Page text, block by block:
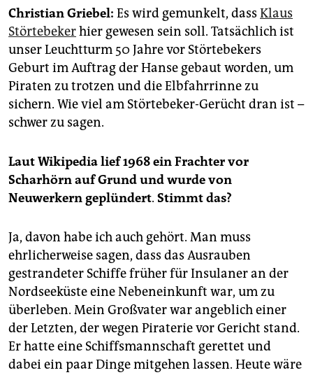
genossenschaft
epaper login
Christian Griebel: Es wird gemunkelt, dass Klaus
Störtebekerhier gewesen sein soll. Tatsächlich ist
unser Leuchtturm 50 Jahre vor Störtebekers
Geburt im Auftrag der Hanse gebaut worden, um
Piraten zu trotzen und die Elbfahrrinne zu
sichern. Wie viel am Störtebeker-Gerücht dran ist –
schwer zu sagen.
Laut Wikipedia lief 1968 ein Frachter vor
Scharhörn auf Grund und wurde von
Neuwerkern geplündert. Stimmt das?
Ja, davon habe ich auch gehört. Man muss
ehrlicherweise sagen, dass das Ausrauben
gestrandeter Schiffe früher für Insulaner an der
Nordseeküste eine Nebeneinkunft war, um zu
überleben. Mein Großvater war angeblich einer
der Letzten, der wegen Piraterie vor Gericht stand.
Er hatte eine Schiffsmannschaft gerettet und
dabei ein paar Dinge mitgehen lassen. Heute wäre